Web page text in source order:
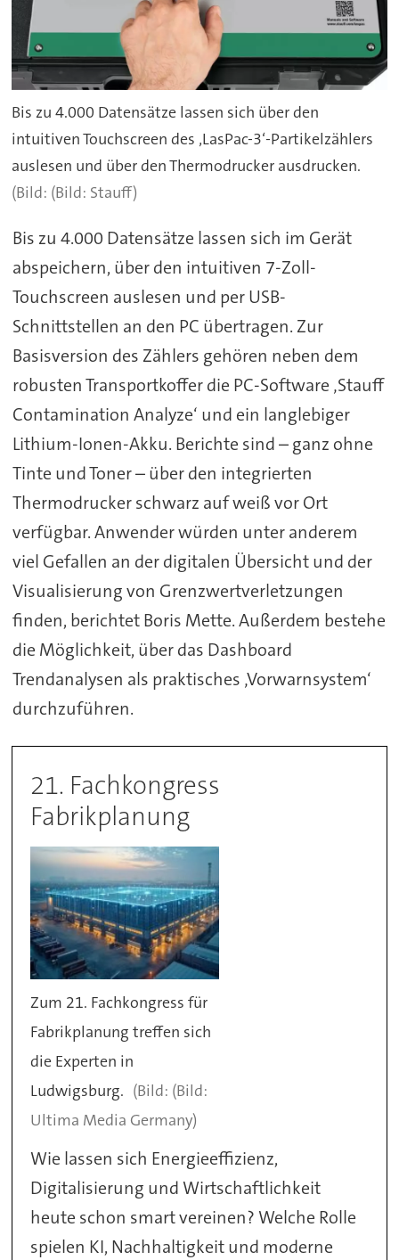
Bis zu 4.000 Datensätze lassen sich über den
intuitiven Touchscreen des ‚LasPac-3‘-Partikelzählers
auslesen und über den Thermodrucker ausdrucken.
(Bild: Stauff)
Bis zu 4.000 Datensätze lassen sich im Gerät
abspeichern, über den intuitiven 7-Zoll-
Touchscreen auslesen und per USB-
Schnittstellen an den PC übertragen. Zur
Basisversion des Zählers gehören neben dem
robusten Transportkoffer die PC-Software ‚Stauff
Contamination Analyze‘ und ein langlebiger
Lithium-Ionen-Akku. Berichte sind – ganz ohne
Tinte und Toner – über den integrierten
Thermodrucker schwarz auf weiß vor Ort
verfügbar. Anwender würden unter anderem
viel Gefallen an der digitalen Übersicht und der
Visualisierung von Grenzwertverletzungen
finden, berichtet Boris Mette. Außerdem bestehe
die Möglichkeit, über das Dashboard
Trendanalysen als praktisches ‚Vorwarnsystem‘
durchzuführen.
21. Fachkongress
Fabrikplanung
Zum 21. Fachkongress für
Fabrikplanung treffen sich
die Experten in
Ludwigsburg.
(Bild:
Ultima Media Germany)
Wie lassen sich Energieeffizienz,
Digitalisierung und Wirtschaftlichkeit
heute schon smart vereinen? Welche Rolle
spielen KI, Nachhaltigkeit und moderne